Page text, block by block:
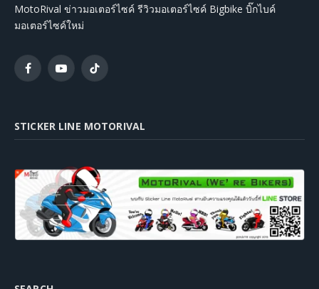
MotoRival ข่าวมอเตอร์ไซค์ รีวิวมอเตอร์ไซค์ Bigbike บิ๊กไบค์
มอเตอร์ไซค์ใหม่
FacebookYouTubeTikTok
STICKER LINE MOTORIVAL